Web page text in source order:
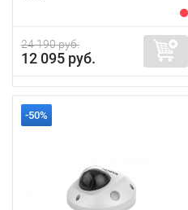
24 190 руб.
12 095 руб.
-50%